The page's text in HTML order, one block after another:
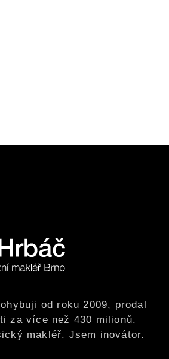
od roku 2009, prodal
za více než 430 milionů.
makléř. Jsem inovátor.